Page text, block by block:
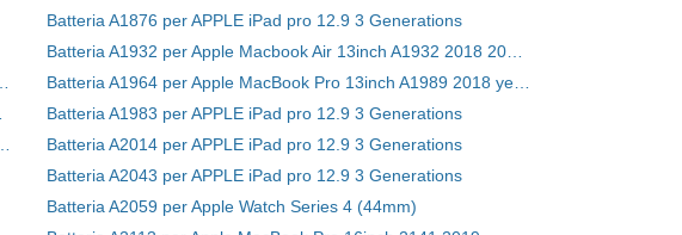
Batteria A1876 per APPLE iPad pro 12.9 3 Generations
Batteria A1983 per APPLE iPad pro 12.9 3 Generations
Batteria A2014 per APPLE iPad pro 12.9 3 Generations
Batteria A2043 per APPLE iPad pro 12.9 3 Generations
Batteria A2059 per Apple Watch Series 4 (44mm)